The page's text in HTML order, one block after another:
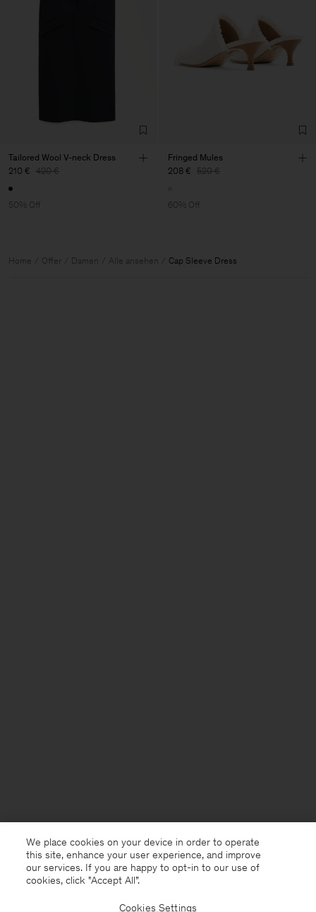
Tailored Wool V-neck Dress
210 € 420 €
50% Off
Fringed Mules
208 € 520 €
60% Off
Home Offer Damen Alle ansehen Cap Sleeve Dress
We place cookies on your device in order to operate
this site, enhance your user experience, and improve
our services. If you are happy to opt-in to our use of
cookies, click "Accept All”.
Cookies Settings